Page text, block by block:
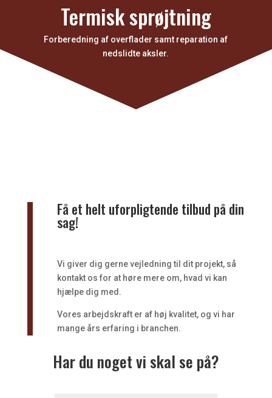
Termisk sprøjtning
Forberedning af overflader samt reparation af
nedslidte aksler.
Få et helt uforpligtende tilbud på din
sag!
Vi giver dig gerne vejledning til dit projekt, så
kontakt os for at høre mere om, hvad vi kan
hjælpe dig med.
Vores arbejdskraft er af høj kvalitet, og vi har
mange års erfaring i branchen.
Har du noget vi skal se på?